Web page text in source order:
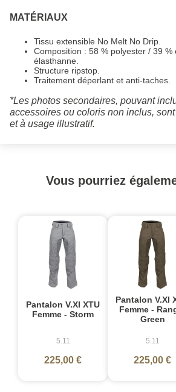
MATÉRIAUX
Tissu extensible No Melt No Drip.
Composition : 58 % polyester / 39 %
élasthanne.
Structure ripstop.
Traitement déperlant et anti-taches.
*Les photos secondaires, pouvant
accessoires ou coloris non inclus,
et à usage illustratif.
Vous pourriez
Pantalon V.XI XTU
Femme - Storm
5.11
225,00 €
Pantalon V.XI
Femme -
Green
5.11
225,00 €